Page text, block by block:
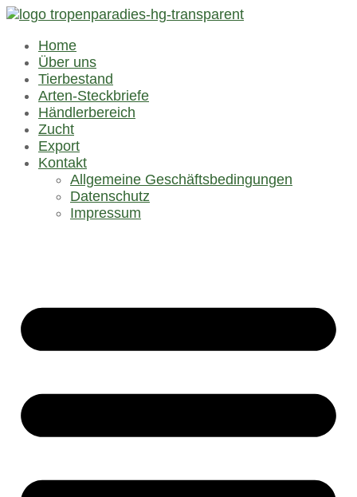
Home
Über uns
Tierbestand
Arten-Steckbriefe
Händlerbereich
Zucht
Export
Kontakt
Allgemeine Geschäftsbedingungen
Datenschutz
Impressum